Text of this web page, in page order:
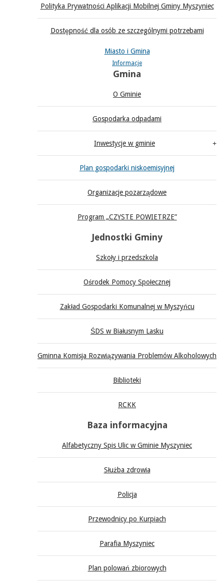
Polityka Prywatności Aplikacji Mobilnej Gminy Myszyniec
Dostępność dla osób ze szczególnymi potrzebami
Miasto i Gmina
Informacje
Gmina
O Gminie
Gospodarka odpadami
Inwestycje w gminie
Plan gospodarki niskoemisyjnej
Organizacje pozarządowe
Program „CZYSTE POWIETRZE”
Jednostki Gminy
Szkoły i przedszkola
Ośrodek Pomocy Społecznej
Zakład Gospodarki Komunalnej w Myszyńcu
ŚDS w Białusnym Lasku
Gminna Komisja Rozwiązywania Problemów Alkoholowych
Biblioteki
RCKK
Baza informacyjna
Alfabetyczny Spis Ulic w Gminie Myszyniec
Służba zdrowia
Policja
Przewodnicy po Kurpiach
Parafia Myszyniec
Plan polowań zbiorowych